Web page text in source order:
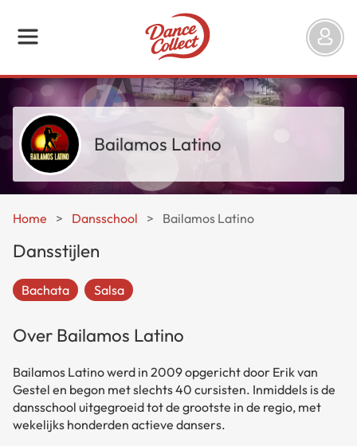
Bailamos Latino
Home > Dansschool > Bailamos Latino
Dansstijlen
Bachata Salsa
Over Bailamos Latino
Bailamos Latino werd in 2009 opgericht door Erik van
Gestel en begon met slechts 40 cursisten. Inmiddels is de
dansschool uitgegroeid tot de grootste in de regio, met
wekelijks honderden actieve dansers.